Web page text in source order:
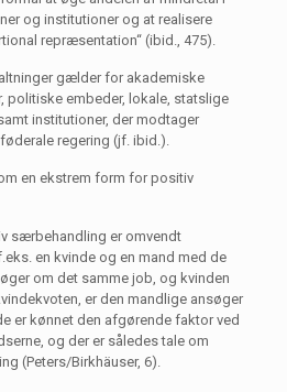
og institutioner og at realisere
repræsentation“ (ibid., 475).
gælder for akademiske
politiske embeder, lokale, statslige
institutioner, der modtager
regering (jf. ibid.).
en ekstrem form for positiv
særbehandling er omvendt
en kvinde og en mand med de
om det samme job, og kvinden
er den mandlige ansøger
er kønnet den afgørende faktor ved
og der er således tale om
(Peters/Birkhäuser, 6).